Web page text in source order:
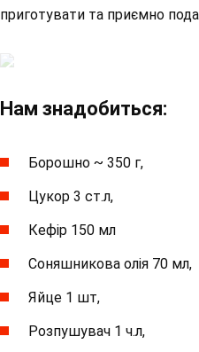
приготувати та приємно
Нам знадобиться:
Борошно ~ 350 г,
Цукор 3 ст.л,
Кефір 150 мл
Соняшникова олія 70 мл,
Яйце 1 шт,
Розпушувач 1 ч.л,